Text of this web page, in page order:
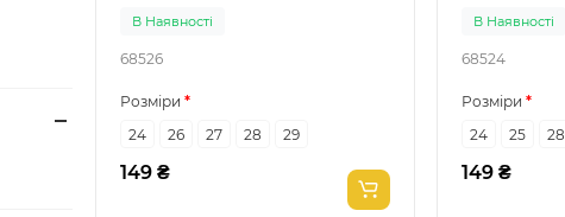
В Наявності
68526
Розміри
24
26 27 28 29
149 ₴
В Наявності
68524
Розміри
24
25 28
149 ₴